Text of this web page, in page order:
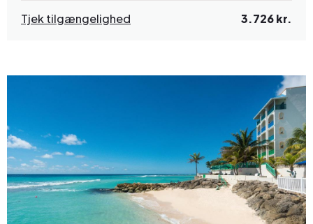
Tjek tilgængelighed 3.726 kr.